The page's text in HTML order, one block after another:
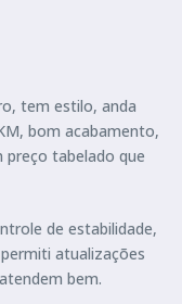
tem estilo, anda
bom acabamento,
preço tabelado que
de estabilidade,
atualizações
bem.